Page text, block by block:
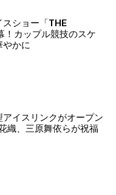
スショー「THE
！カップル競技のスケ
やかに
イスリンクがオープン
織、三原舞依らが祝福